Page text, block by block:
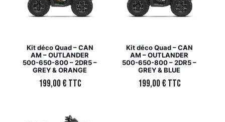
Kit déco Quad – CAN
AM – OUTLANDER
500-650-800 – 2DR5 –
GREY & ORANGE
199,00€ TTC
Kit déco Quad – CAN
AM – OUTLANDER
500-650-800 – 2DR5 –
GREY & BLUE
199,00€ TTC